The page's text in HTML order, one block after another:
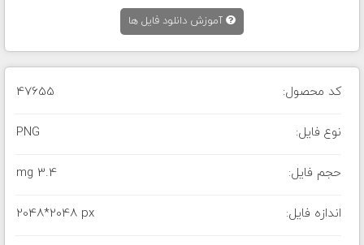
آموزش دانلود فایل ها
کد محصول: 47655
نوع فایل: PNG
حجم فایل: 3.4 mg
اندازه فایل: 2048*2048 px